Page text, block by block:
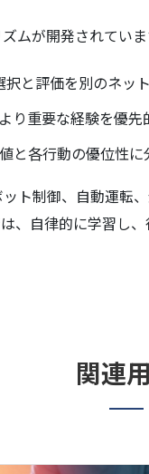
ムが開発されていま
と評価を別のネッ
り重要な経験を優先
と各行動の優位性に
ト制御、自動運
自律的に学習し
関連